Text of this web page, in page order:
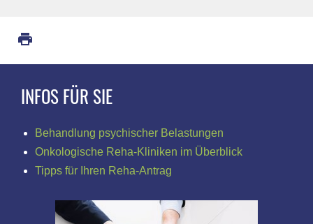
INFOS FÜR SIE
Behandlung psychischer Belastungen
Onkologische Reha-Kliniken im Überblick
Tipps für Ihren Reha-Antrag